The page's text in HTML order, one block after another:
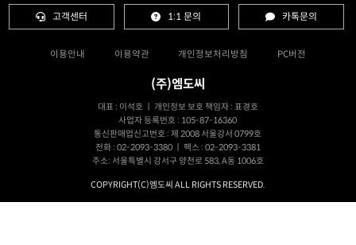
고객센터 1:1 문의 카톡문의
이용안내 이용약관 개인정보처리방침 PC버전
(주)엠도씨
대표 : 이석호 ㅣ 개인정보 보호 책임자 : 표경호
사업자 등록번호 : 105-87-16360
통신판매업신고번호 : 제 2008 서울강서 0799호
전화 : 02-2093-3380 ㅣ 팩스 : 02-2093-3381
주소: 서울특별시 강서구 양천로 583, A동 1006호
COPYRIGHT(C)엠도씨 ALL RIGHTS RESERVED.